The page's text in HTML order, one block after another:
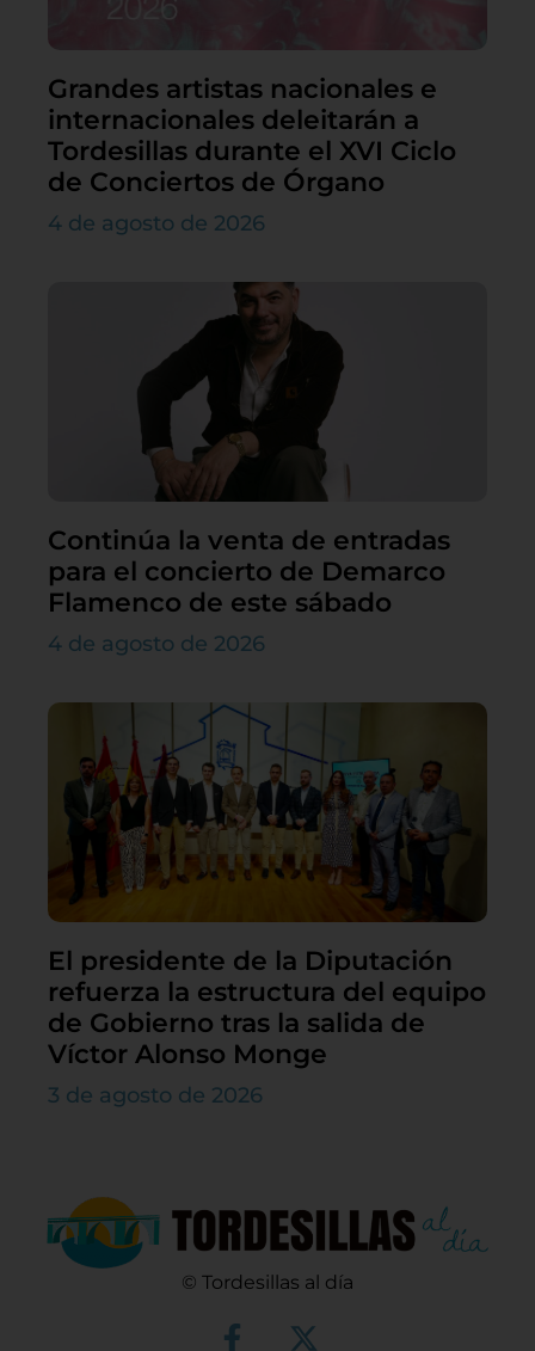
Grandes artistas nacionales e
internacionales deleitarán a
Tordesillas durante el XVI Ciclo
de Conciertos de Órgano
4 de agosto de 2026
Continúa la venta de entradas
para el concierto de Demarco
Flamenco de este sábado
4 de agosto de 2026
El presidente de la Diputación
refuerza la estructura del equipo
de Gobierno tras la salida de
Víctor Alonso Monge
3 de agosto de 2026
© Tordesillas al día